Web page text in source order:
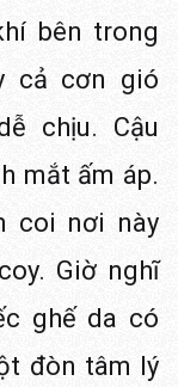
bên trong
cả cơn gió
chịu. Cậu
mắt ấm áp.
coi nơi này
Giờ nghĩ
ghế da có
đòn tâm lý